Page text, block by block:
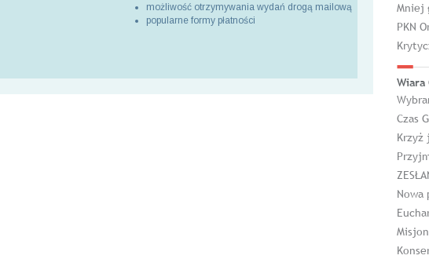
możliwość otrzymywania wydań drogą mailową
popularne formy płatności
Mniej
PKN
Wiara
Czas
Krzyż
Nowa